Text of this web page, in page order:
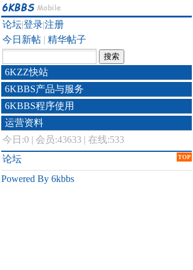
论坛|登录|注册
今日新帖 | 精华帖子
6KZZ快站
6KBBS产品与服务
6KBBS程序使用
运营资料
今日:0 | 会员:43633 | 在线:533
TOP
论坛
Powered By 6kbbs